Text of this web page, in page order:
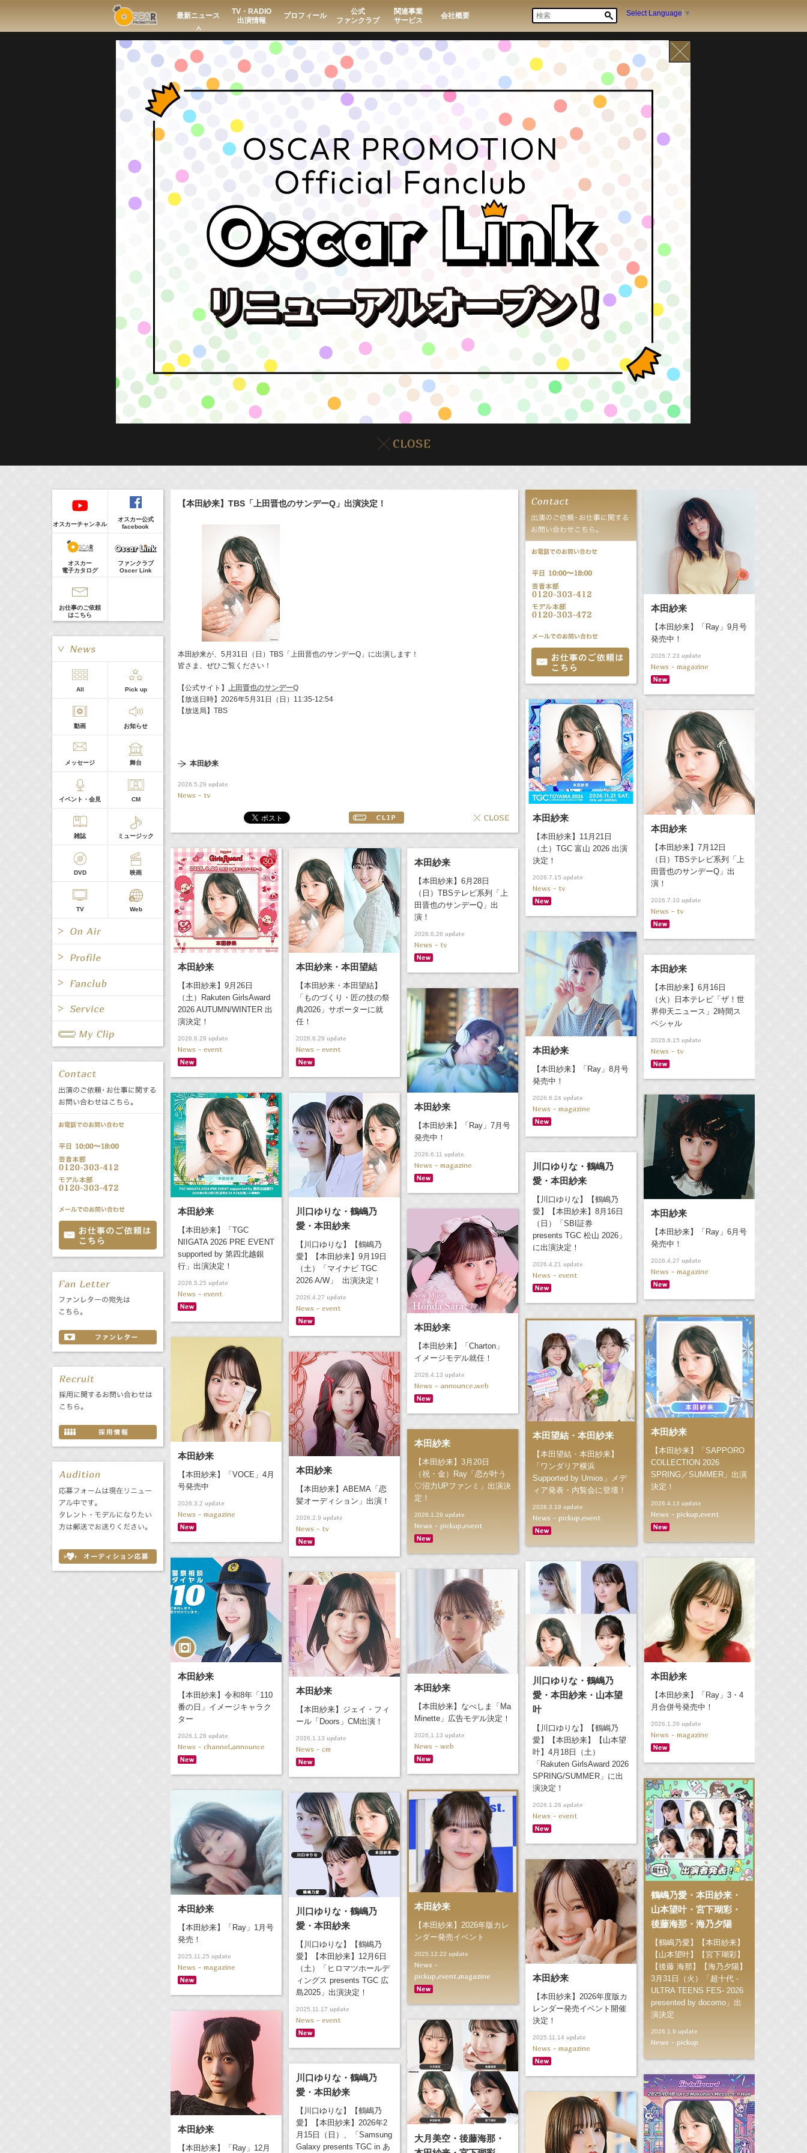
最新ニュース
TV・RADIO
出演情報
プロフィール
公式
ファンクラブ
関連事業
サービス
会社概要 Select Language ▼
8/6(Thu)
イベント
販売情報
24:00-24:30(TV)
一緒にごはんをたべるだけ
> More
【本田紗来】TBS「上田晋也のサンデーQ」出演決定！
本田紗来が、5月31日（日）TBS「上田晋也のサンデーQ」に出演します！
皆さま、ぜひご覧ください！
【公式サイト】 上田晋也のサンデーQ
【放送日時】2026年5月31日（日）11:35-12:54
【放送局】TBS
本田紗来
2026.5.29 update
News - tv
本田紗来
【本田紗来】「Ray」9月号
発売中！
2026.7.23 update
News - magazine
本田紗来
【本田紗来】11月21日
（土）TGC 富山 2026 出演
決定！
2026.7.15 update
News - tv
本田紗来
【本田紗来】7月12日
（日）TBSテレビ系列「上
田晋也のサンデーQ」出
演！
2026.7.10 update
News - tv
本田紗来
【本田紗来】9月26日
（土）Rakuten GirlsAward
2026 AUTUMN/WINTER 出
演決定！
2026.6.29 update
News - event
本田紗来・本田望結
【本田紗来・本田望結】
「ものづくり・匠の技の祭
典2026」サポーターに就
任！
2026.6.29 update
News - event
本田紗来
【本田紗来】6月28日
（日）TBSテレビ系列「上
田晋也のサンデーQ」出
演！
2026.6.26 update
News - tv
本田紗来
【本田紗来】「Ray」8月号
発売中！
2026.6.24 update
News - magazine
本田紗来
【本田紗来】6月16日
（火）日本テレビ「ザ！世
界仰天ニュース」2時間ス
ペシャル
2026.6.15 update
News - tv
本田紗来
【本田紗来】「Ray」7月号
発売中！
2026.6.11 update
News - magazine
本田紗来
【本田紗来】「TGC
NIIGATA 2026 PRE EVENT
supported by 第四北越銀
行」出演決定！
2026.5.25 update
News - event
川口ゆりな・鶴嶋乃
愛・本田紗来
【川口ゆりな】【鶴嶋乃
愛】【本田紗来】9月19日
（土）「マイナビ TGC
2026 A/W」 出演決定！
2026.4.27 update
News - event
本田紗来
【本田紗来】「Ray」6月号
発売中！
2026.4.27 update
News - magazine
川口ゆりな・鶴嶋乃
愛・本田紗来
【川口ゆりな】【鶴嶋乃
愛】【本田紗来】8月16日
（日）「SBI証券
presents TGC 松山 2026」
に出演決定！
2026.4.21 update
News - event
本田紗来
【本田紗来】「Charton」
イメージモデル就任！
2026.4.13 update
News - announce,web
本田紗来
【本田紗来】「SAPPORO
COLLECTION 2026
SPRING／SUMMER」出演
決定！
2026.4.13 update
News - pickup,event
本田望結・本田紗来
【本田望結・本田紗来】
「ワンダリア横浜
Supported by Umios」メデ
ィア発表・内覧会に登壇！
2026.3.19 update
News - pickup,event
本田紗来
【本田紗来】「VOCE」4月
号発売中
2026.3.2 update
News - magazine
本田紗来
【本田紗来】ABEMA「恋
髪オーディション」出演！
2026.2.9 update
News - tv
本田紗来
【本田紗来】3月20日
（祝・金）Ray「恋が叶う
♡沼力UPファンミ」出演決
定！
2026.1.29 update
News - pickup,event
本田紗来
【本田紗来】令和8年「110
番の日」イメージキャラク
ター
2026.1.28 update
News - channel,announce
本田紗来
【本田紗来】「Ray」3・4
月合併号発売中！
2026.1.26 update
News - magazine
川口ゆりな・鶴嶋乃
愛・本田紗来・山本望
叶
【川口ゆりな】【鶴嶋乃
愛】【本田紗来】【山本望
叶】4月18日（土）
「Rakuten GirlsAward 2026
SPRING/SUMMER」に出
演決定！
2026.1.26 update
News - event
本田紗来
【本田紗来】なべしま「Ma
Minette」広告モデル決定！
2026.1.13 update
News - web
本田紗来
【本田紗来】ジェイ・フィ
ール「Doors」CM出演！
2026.1.13 update
News - cm
鶴嶋乃愛・本田紗来・
山本望叶・宮下瑚彩・
後藤海那・海乃夕陽
【鶴嶋乃愛】【本田紗来】
【山本望叶】【宮下瑚彩】
【後藤 海那】【海乃夕陽】
3月31日（火）「超十代 -
ULTRA TEENS FES- 2026
presented by docomo」出
演決定
2026.1.9 update
News - pickup
本田紗来
【本田紗来】2026年版カレ
ンダー発売イベント
2025.12.22 update
News -
pickup,event,magazine
本田紗来
【本田紗来】「Ray」1月号
発売！
2025.11.25 update
News - magazine
川口ゆりな・鶴嶋乃
愛・本田紗来
【川口ゆりな】【鶴嶋乃
愛】【本田紗来】12月6日
（土）「ヒロマツホールデ
ィングス presents TGC 広
島2025」出演決定！
2025.11.17 update
News - event
本田紗来
【本田紗来】2026年度版カ
レンダー発売イベント開催
決定！
2025.11.14 update
News - magazine
本田紗来
【本田紗来】「Ray」12月
大月美空・後藤海那・
川口ゆりな・鶴嶋乃
愛・本田紗来
【川口ゆりな】【鶴嶋乃
愛】【本田紗来】2026年2
月15日（日）、「Samsung
Galaxy presents TGC in あ
オスカーチャンネル
オスカー公式
facebook
オスカー
電子カタログ
ファンクラブ
Oscer Link
お仕事のご依頼
はこちら
All Pick up
動画 お知らせ
メッセージ 舞台
イベント・会見 CM
雑誌 ミュージック
DVD 映画
TV Web
Radio
Radio
All 女優/タレント
グループ
キャスター/レポーター
バラエティ 声優
文化事業部 クリエイター
誕生日 8/6
あ か
さ
た
な
は
ま
や
ら
わ
All Fanclub Page
All 関連事業
公式サービス
Regular
Guest
本日の出演
CLIP